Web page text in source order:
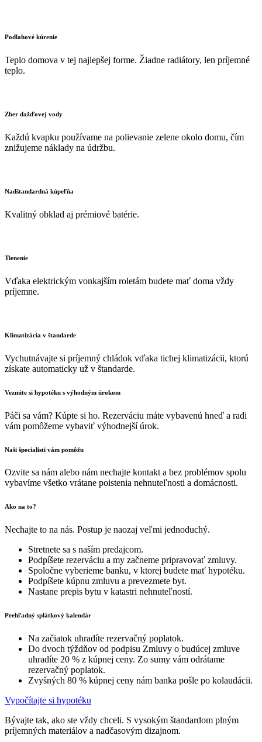
Podlahové kúrenie
Teplo domova v tej najlepšej forme. Žiadne radiátory, len príjemné
teplo.
Zber dažďovej vody
Každú kvapku používame na polievanie zelene okolo domu, čím
znižujeme náklady na údržbu.
Nadštandardná kúpeľňa
Kvalitný obklad aj prémiové batérie.
Tienenie
Vďaka elektrickým vonkajším roletám budete mať doma vždy
príjemne.
Klimatizácia v štandarde
Vychutnávajte si príjemný chládok vďaka tichej klimatizácii, ktorú
získate automaticky už v štandarde.
Vezmite si hypotéku s výhodným úrokom
Páči sa vám? Kúpte si ho. Rezerváciu máte vybavenú hneď a radi
vám pomôžeme vybaviť výhodnejší úrok.
Naši špecialisti vám pomôžu
Ozvite sa nám alebo nám nechajte kontakt a bez problémov spolu
vybavíme všetko vrátane poistenia nehnuteľnosti a domácnosti.
Ako na to?
Nechajte to na nás. Postup je naozaj veľmi jednoduchý.
Stretnete sa s naším predajcom.
Podpíšete rezerváciu a my začneme pripravovať zmluvy.
Spoločne vyberieme banku, v ktorej budete mať hypotéku.
Podpíšete kúpnu zmluvu a prevezmete byt.
Nastane prepis bytu v katastri nehnuteľností.
Prehľadný splátkový kalendár
Na začiatok uhradíte rezervačný poplatok.
Do dvoch týždňov od podpisu Zmluvy o budúcej zmluve
uhradíte 20 % z kúpnej ceny. Zo sumy vám odrátame
rezervačný poplatok.
Zvyšných 80 % kúpnej ceny nám banka pošle po kolaudácii.
Vypočítajte si hypotéku
Bývajte tak, ako ste vždy chceli. S vysokým štandardom plným
príjemných materiálov a nadčasovým dizajnom.